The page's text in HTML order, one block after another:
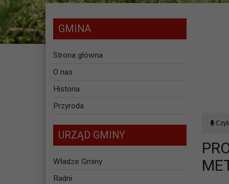
GMINA
Strona główna
O nas
Historia
Przyroda
URZĄD GMINY
Władze Gminy
Radni